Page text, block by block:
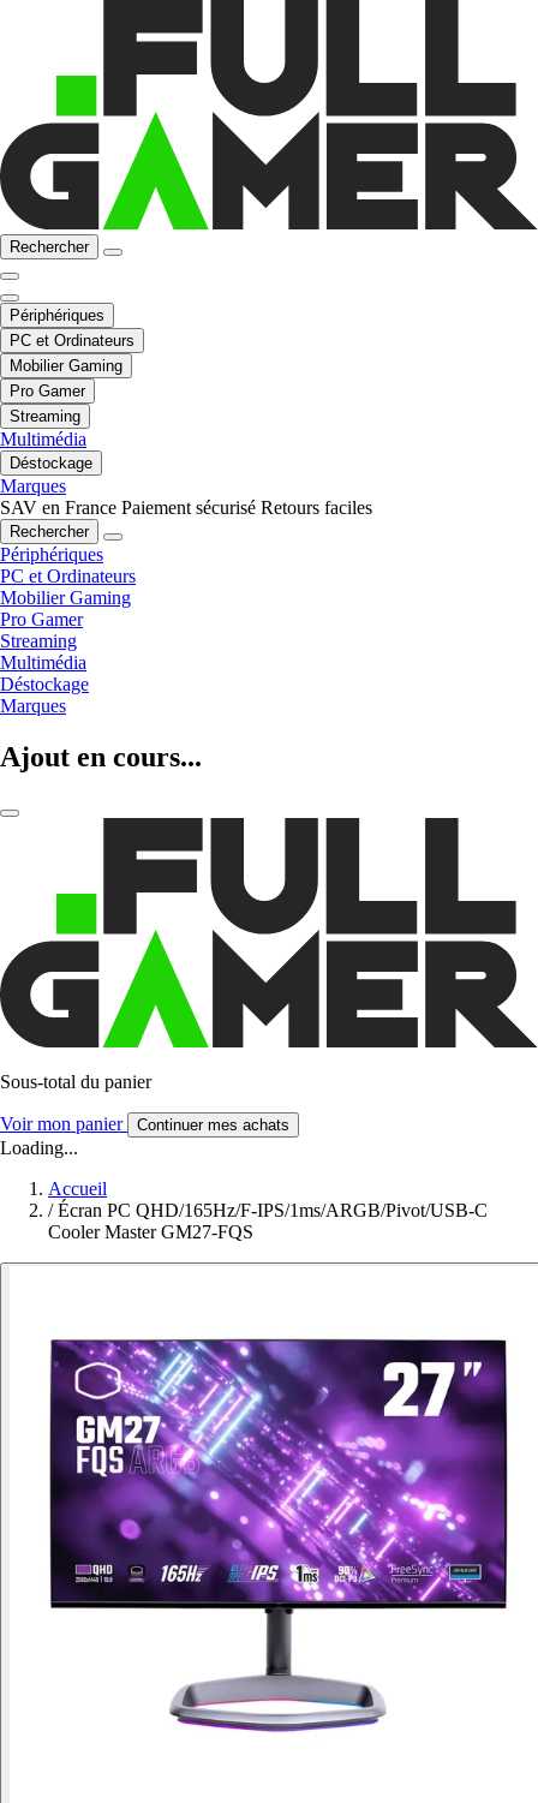
Rechercher
Périphériques
PC et Ordinateurs
Mobilier Gaming
Pro Gamer
Streaming
Multimédia
Déstockage
Marques
SAV en France Paiement sécurisé Retours faciles
Rechercher
Périphériques
PC et Ordinateurs
Mobilier Gaming
Pro Gamer
Streaming
Multimédia
Déstockage
Marques
Ajout en cours...
Sous-total du panier
Voir mon panier Continuer mes achats
Loading...
Accueil
/ Écran PC QHD/165Hz/F-IPS/1ms/ARGB/Pivot/USB-C
Cooler Master GM27-FQS